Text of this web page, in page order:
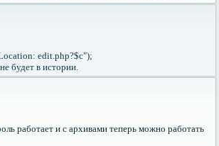
edit.php?$c");
будет в истории.
работает и с архивами теперь можно работать